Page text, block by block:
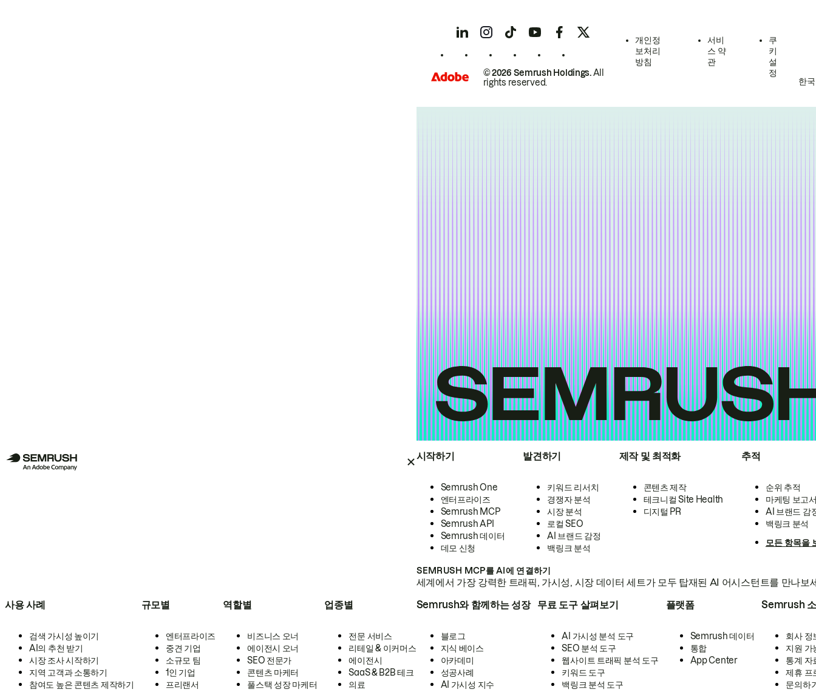
시작하기
Semrush One
엔터프라이즈
Semrush MCP
Semrush API
Semrush 데이터
데모 신청
발견하기
키워드 리서치
경쟁자 분석
시장 분석
로컬 SEO
AI 브랜드 감정
백링크 분석
제작 및 최적화
콘텐츠 제작
테크니컬 Site Health
디지털 PR
추적
순위 추적
마케팅 보고
AI 브랜드 감
백링크 분석
모든 항목을
SEMRUSH MCP를 AI에 연결하기
세계에서 가장 강력한 트래픽, 가시성, 시장 데이터 세트가 모두 탑재된 AI 어시스턴트를 만나보
사용 사례
검색 가시성 높이기
AI의 추천 받기
시장 조사 시작하기
지역 고객과 소통하기
참여도 높은 콘텐츠 제작하기
규모별
엔터프라이즈
중견 기업
소규모 팀
1인 기업
프리랜서
역할별
비즈니스 오너
에이전시 오너
SEO 전문가
콘텐츠 마케터
풀스택 성장 마케터
업종별
전문 서비스
리테일 & 이커머스
에이전시
SaaS & B2B 테크
의료
Semrush와 함께하는 성장
블로그
지식 베이스
아카데미
성공사례
AI 가시성 지수
무료 도구 살펴보기
AI 가시성 분석 도구
SEO 분석 도구
웹사이트 트래픽 분석 도구
키워드 도구
백링크 분석 도구
플랫폼
Semrush 데이터
통합
App Center
Semrush
회사 정
지원 가
통계 자
제휴 프
문의하
© 2026 Semrush Holdings.All
rights reserved.
개인정
보처리
방침
서비
스 약
관
쿠
키
설
정
한